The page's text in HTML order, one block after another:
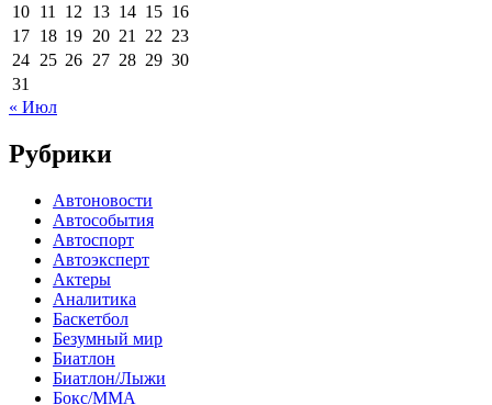
10 11 12 13 14 15 16
17 18 19 20 21 22 23
24 25 26 27 28 29 30
31
« Июл
Рубрики
Автоновости
Автособытия
Автоспорт
Автоэксперт
Актеры
Аналитика
Баскетбол
Безумный мир
Биатлон
Биатлон/Лыжи
Бокс/MMA